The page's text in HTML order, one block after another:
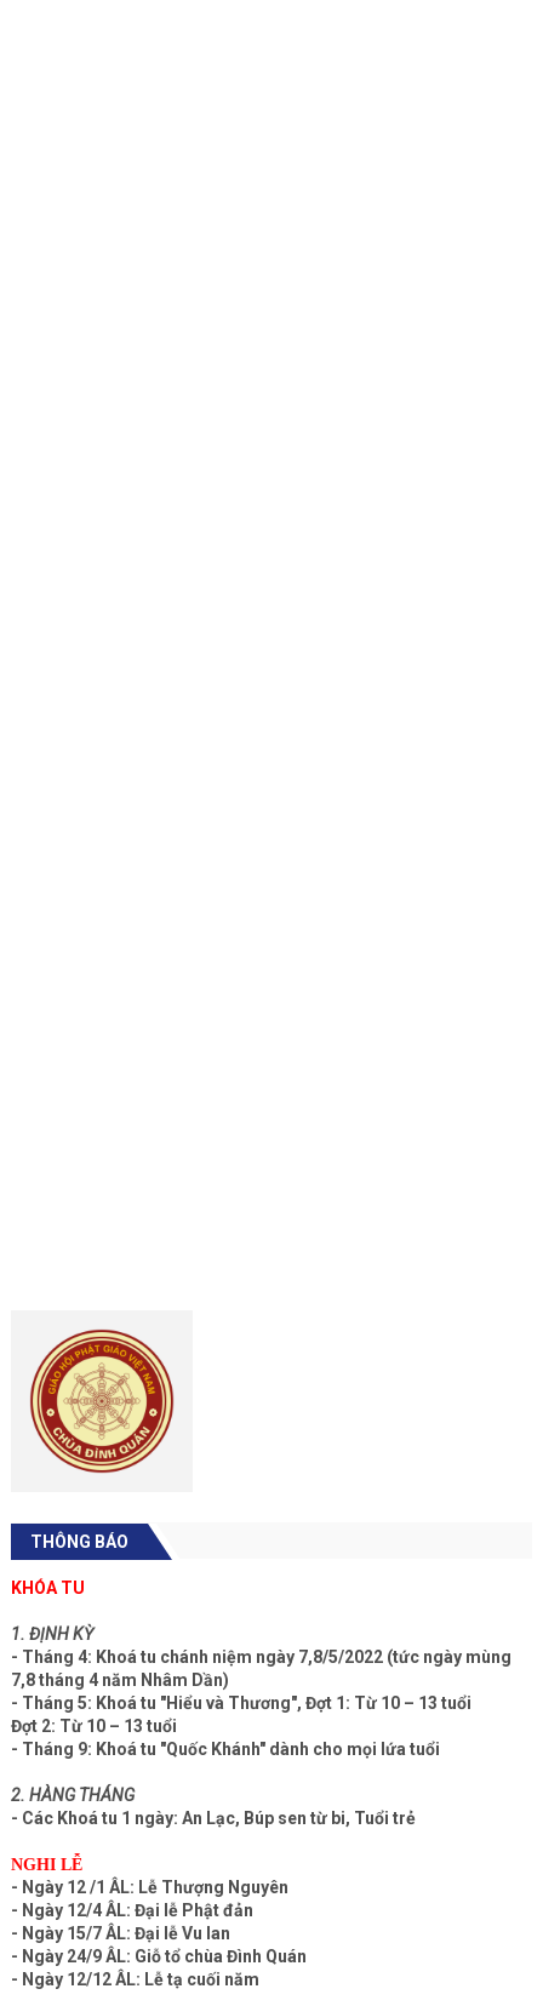
THÔNG BÁO
KHÓA TU
1. ĐỊNH KỲ
- Tháng 4: Khoá tu chánh niệm ngày 7,8/5/2022 (tức ngày mùng
7,8 tháng 4 năm Nhâm Dần)
- Tháng 5: Khoá tu "Hiểu và Thương", Đợt 1: Từ 10 – 13 tuổi
Đợt 2: Từ 10 – 13 tuổi
- Tháng 9: Khoá tu "Quốc Khánh" dành cho mọi lứa tuổi
2. HÀNG THÁNG
- Các Khoá tu 1 ngày: An Lạc, Búp sen từ bi, Tuổi trẻ
NGHI LỄ
- Ngày 12 /1 ÂL: Lễ Thượng Nguyên
- Ngày 12/4 ÂL: Đại lễ Phật đản
- Ngày 15/7 ÂL: Đại lễ Vu lan
- Ngày 24/9 ÂL: Giỗ tổ chùa Đình Quán
- Ngày 12/12 ÂL: Lễ tạ cuối năm